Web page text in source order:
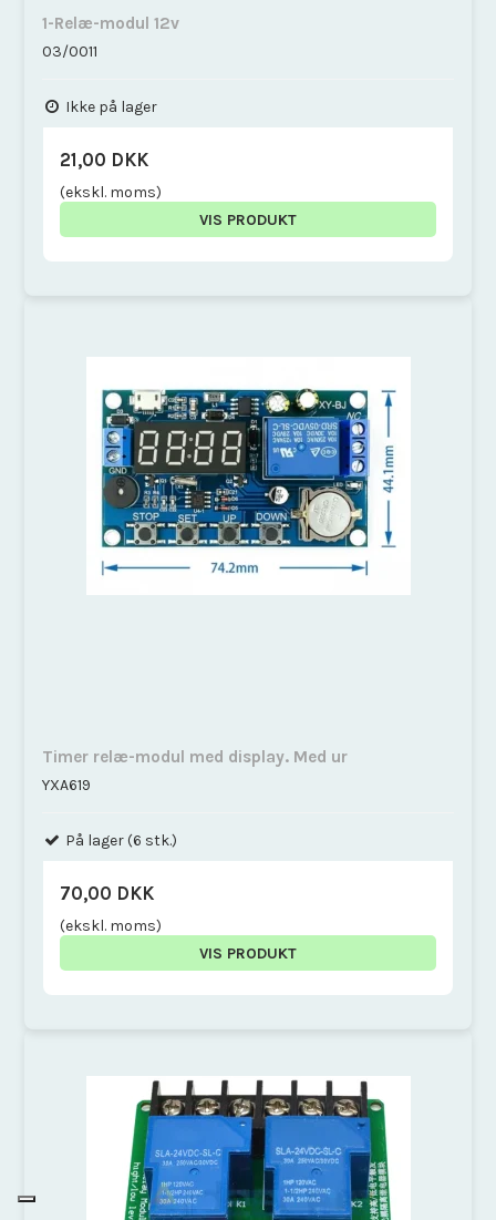
1-Relæ-modul 12v
03/0011
Ikke på lager
21,00 DKK
(ekskl. moms)
VIS PRODUKT
Timer relæ-modul med display. Med ur
YXA619
På lager (6 stk.)
70,00 DKK
(ekskl. moms)
VIS PRODUKT